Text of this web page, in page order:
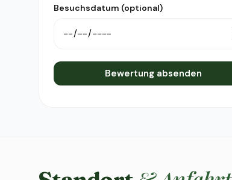
Besuchsdatum (optional)
Bewertung absenden